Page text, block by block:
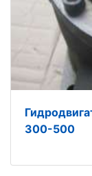
300-500